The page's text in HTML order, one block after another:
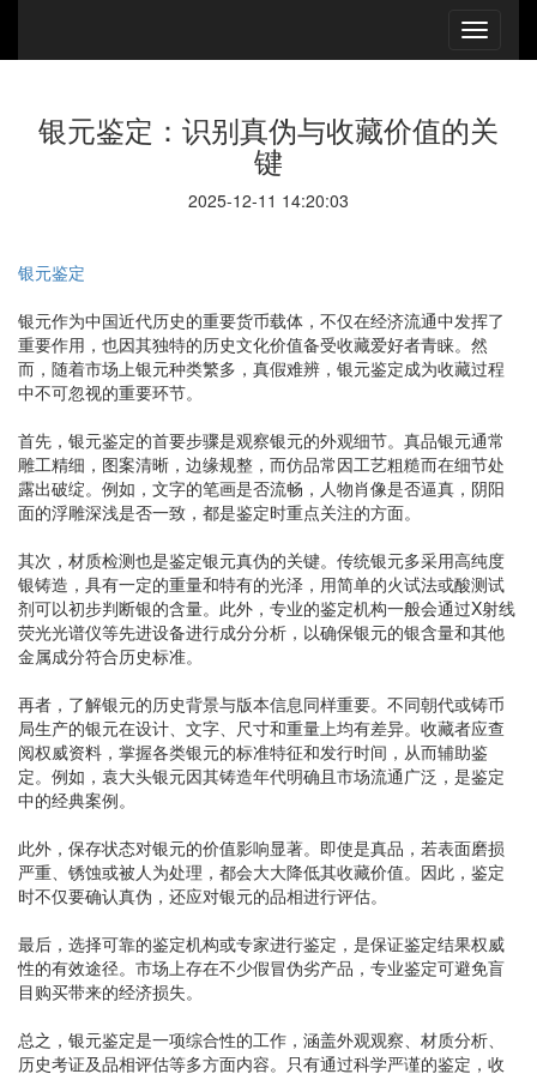
银元鉴定：识别真伪与收藏价值的关
键
2025-12-11 14:20:03
银元鉴定
银元作为中国近代历史的重要货币载体，不仅在经济流通中发挥了
重要作用，也因其独特的历史文化价值备受收藏爱好者青睐。然
而，随着市场上银元种类繁多，真假难辨，银元鉴定成为收藏过程
中不可忽视的重要环节。
首先，银元鉴定的首要步骤是观察银元的外观细节。真品银元通常
雕工精细，图案清晰，边缘规整，而仿品常因工艺粗糙而在细节处
露出破绽。例如，文字的笔画是否流畅，人物肖像是否逼真，阴阳
面的浮雕深浅是否一致，都是鉴定时重点关注的方面。
其次，材质检测也是鉴定银元真伪的关键。传统银元多采用高纯度
银铸造，具有一定的重量和特有的光泽，用简单的火试法或酸测试
剂可以初步判断银的含量。此外，专业的鉴定机构一般会通过X射线
荧光光谱仪等先进设备进行成分分析，以确保银元的银含量和其他
金属成分符合历史标准。
再者，了解银元的历史背景与版本信息同样重要。不同朝代或铸币
局生产的银元在设计、文字、尺寸和重量上均有差异。收藏者应查
阅权威资料，掌握各类银元的标准特征和发行时间，从而辅助鉴
定。例如，袁大头银元因其铸造年代明确且市场流通广泛，是鉴定
中的经典案例。
此外，保存状态对银元的价值影响显著。即使是真品，若表面磨损
严重、锈蚀或被人为处理，都会大大降低其收藏价值。因此，鉴定
时不仅要确认真伪，还应对银元的品相进行评估。
最后，选择可靠的鉴定机构或专家进行鉴定，是保证鉴定结果权威
性的有效途径。市场上存在不少假冒伪劣产品，专业鉴定可避免盲
目购买带来的经济损失。
总之，银元鉴定是一项综合性的工作，涵盖外观观察、材质分析、
历史考证及品相评估等多方面内容。只有通过科学严谨的鉴定，收